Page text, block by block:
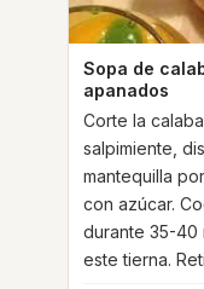
Sopa de
apanados
Corte la
salpimiente,
mantequilla
con azúcar.
durante 35-40
este tierna.